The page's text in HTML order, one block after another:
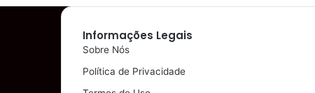
Informações Legais
Sobre Nós
Política de Privacidade